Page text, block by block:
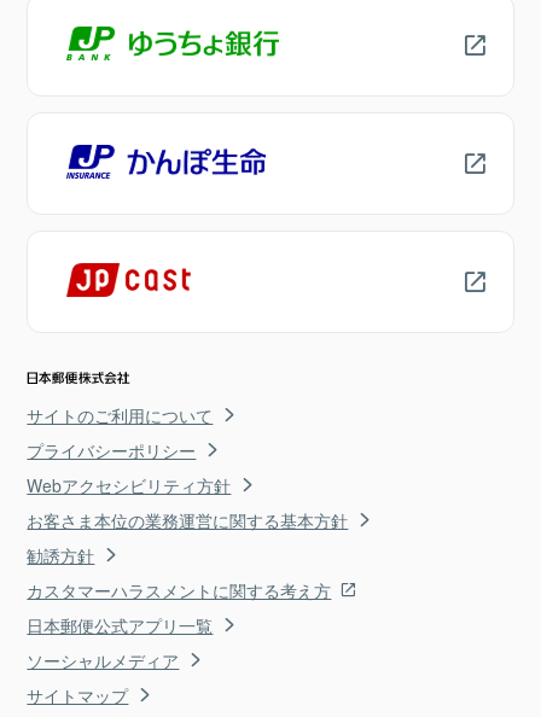
サイトのご利用について
プライバシーポリシー
Webアクセシビリティ方針
お客さま本位の業務運営に関する基本方針
勧誘方針
カスタマーハラスメントに関する考え方
日本郵便公式アプリ一覧
ソーシャルメディア
サイトマップ